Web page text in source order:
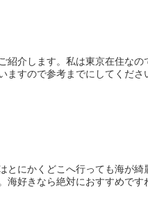
紹介します。私は東京在住なの
すので参考までにしてくださ
とにかくどこへ行っても海が綺
好きなら絶対におすすめです